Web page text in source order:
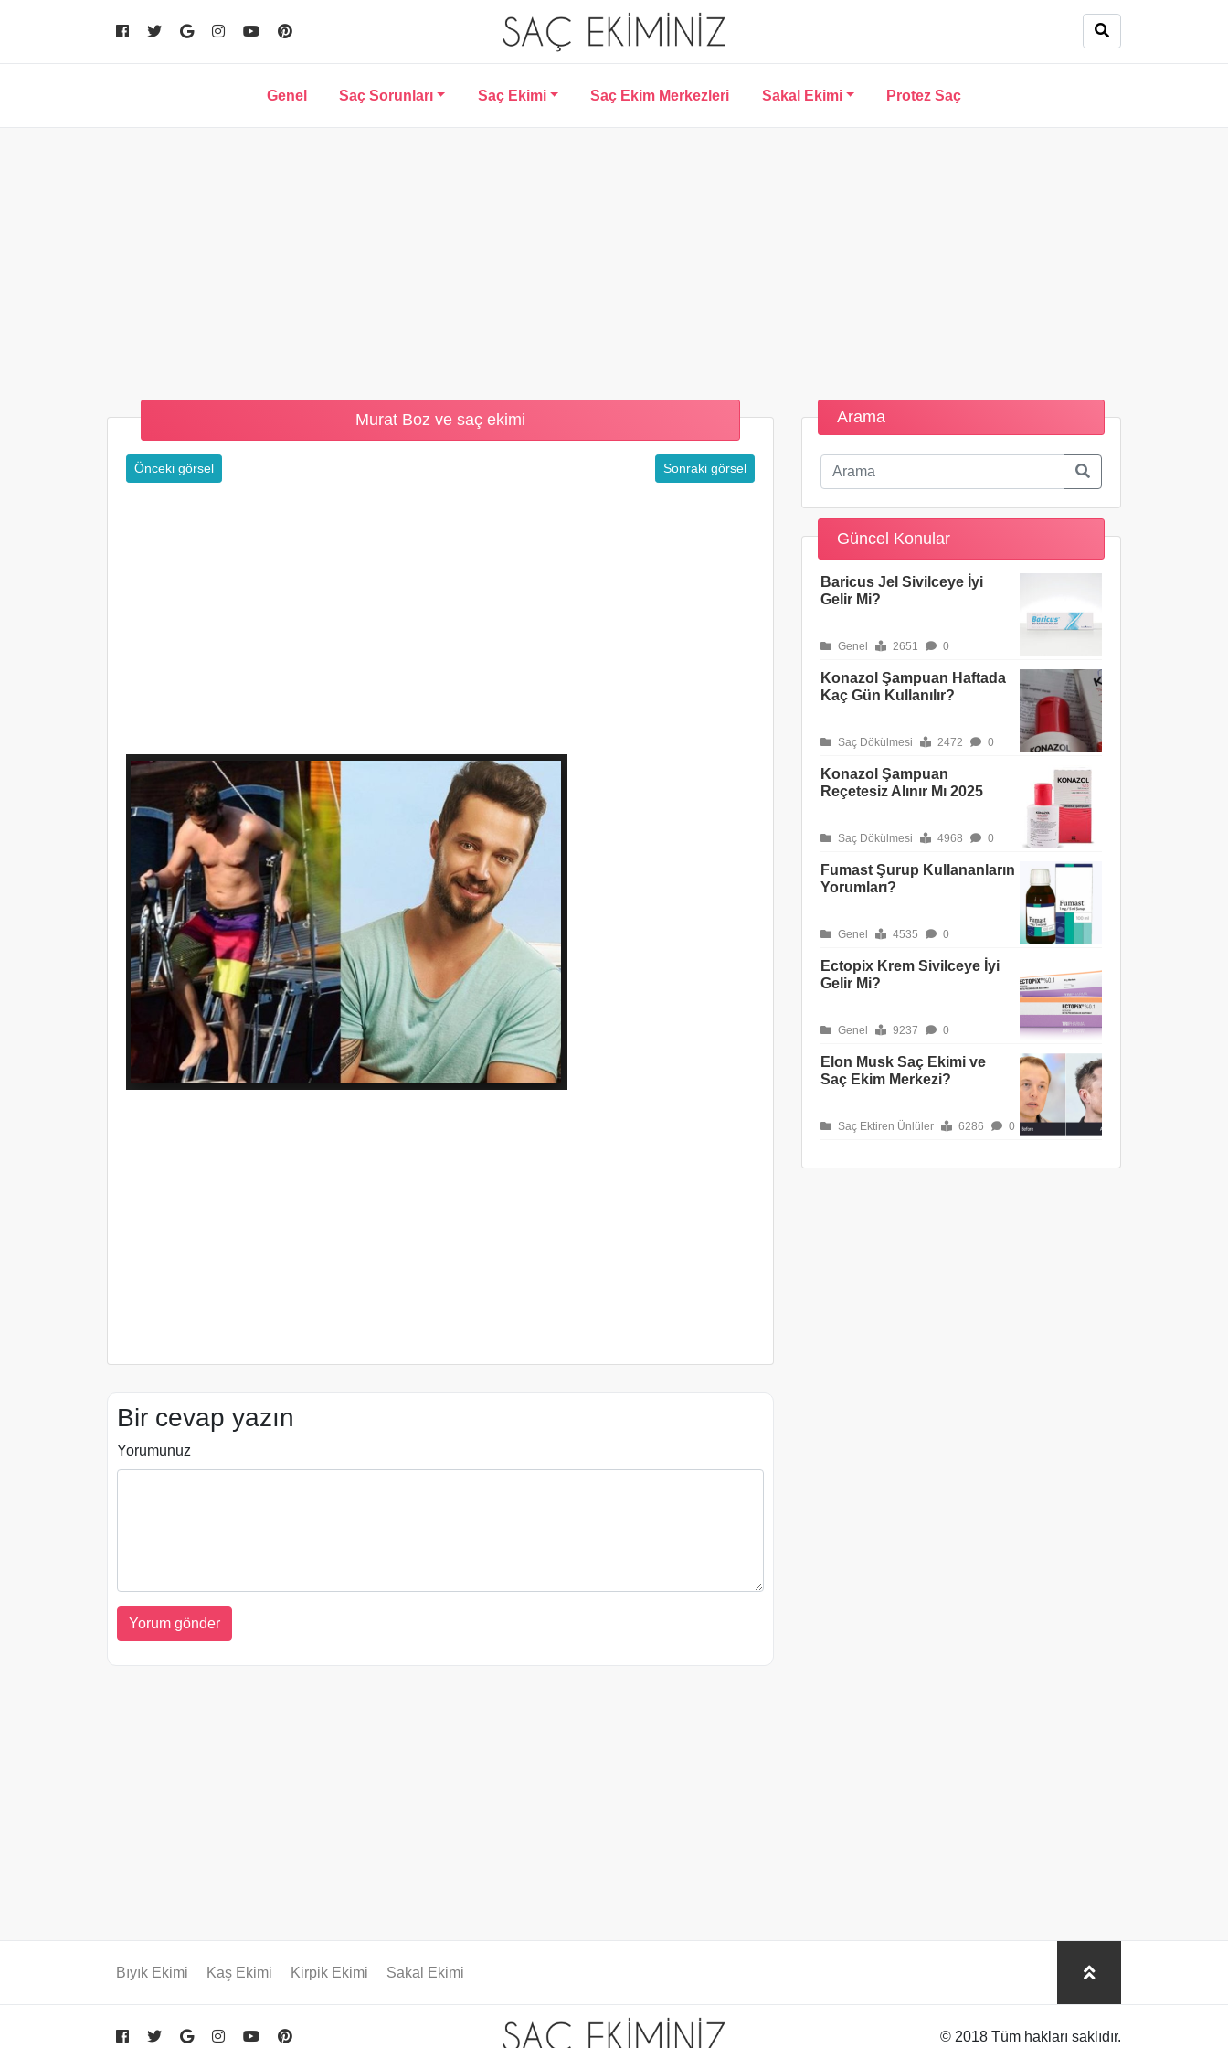
Genel Saç Sorunları Saç Ekimi Saç Ekim Merkezleri Sakal Ekimi Protez Saç
Murat Boz ve saç ekimi
Önceki görsel Sonraki görsel
Bir cevap yazın
Yorumunuz
Arama
Güncel Konular
Baricus Jel Sivilceye İyi
Gelir Mi?
Genel 2651 0
Konazol Şampuan Haftada
Kaç Gün Kullanılır?
Saç Dökülmesi 2472 0
Konazol Şampuan
Reçetesiz Alınır Mı 2025
Saç Dökülmesi 4968 0
Fumast Şurup Kullananların
Yorumları?
Genel 4535 0
Ectopix Krem Sivilceye İyi
Gelir Mi?
Genel 9237 0
Elon Musk Saç Ekimi ve
Saç Ekim Merkezi?
Saç Ektiren Ünlüler 6286 0
Bıyık Ekimi Kaş Ekimi Kirpik Ekimi Sakal Ekimi
© 2018 Tüm hakları saklıdır.